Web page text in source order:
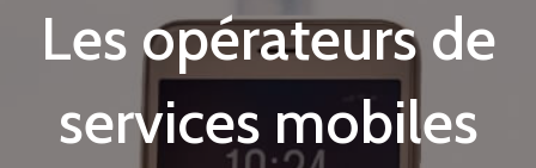
Les opérateurs de
services mobiles